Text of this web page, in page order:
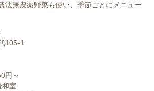
法無農薬野菜も使い、季節ごとにメニュー
105-1
円～
和室